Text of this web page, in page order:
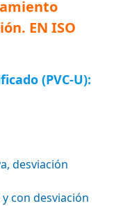
EN ISO
(PVC-U):
desviación
con desviación